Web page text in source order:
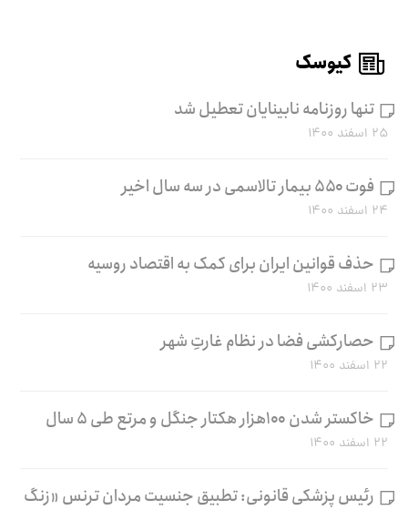
کیوسک
تنها روزنامه نابینایان تعطیل شد
۲۵ اسفند ۱۴۰۰
فوت ۵۵۰ بیمار تالاسمی در سه سال اخیر
۲۴ اسفند ۱۴۰۰
حذف قوانین ایران برای کمک به اقتصاد روسیه
۲۳ اسفند ۱۴۰۰
حصارکشی فضا در نظام غارتِ شهر
۲۲ اسفند ۱۴۰۰
خاکستر شدن ۱۰۰هزار هکتار جنگل و مرتع طی ۵ سال
۲۲ اسفند ۱۴۰۰
رئیس پزشکی قانونی: تطبیق جنسیت مردان ترنس «زنگ